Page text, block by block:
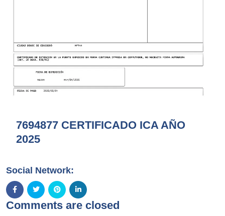
7694877 CERTIFICADO ICA AÑO
2025
Social Network:
Comments are closed